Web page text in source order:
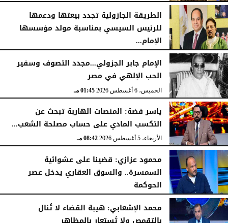
الخميس، 6 أغسطس 2026
الطريقة الجازولية تجدد بيعتها ودعمها
للرئيس السيسي بمناسبة مولد مؤسسها
الإمام...
الخميس، 6 أغسطس 2026
الإمام جابر الجزولي...مجدد التصوف وسفير
الحب الإلهي في مصر
الخميس، 6 أغسطس 2026 01:45 مـ
ياسر فضة: المنصات الهاربة تبحث عن
التكسب المادي على حساب مصلحة الشعب...
الأربعاء، 5 أغسطس 2026 08:42 مـ
محمود عزازي: قضينا على عشوائية
السمسرة.. والسوق العقاري يدخل عصر
الحوكمة
الأربعاء، 5 أغسطس 2026
محمد الإشعابي: هيبة القضاء لا تُنال